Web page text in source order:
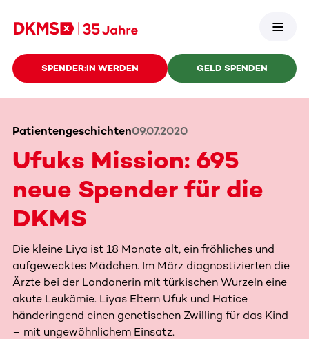
SPENDER:IN WERDEN GELD SPENDEN
Patientengeschichten09.07.2020
Ufuks Mission: 695
neue Spender für die
DKMS
Die kleine Liya ist 18 Monate alt, ein fröhliches und
aufgewecktes Mädchen. Im März diagnostizierten die
Ärzte bei der Londonerin mit türkischen Wurzeln eine
akute Leukämie. Liyas Eltern Ufuk und Hatice
händeringend einen genetischen Zwilling für das Kind
– mit ungewöhnlichem Einsatz.